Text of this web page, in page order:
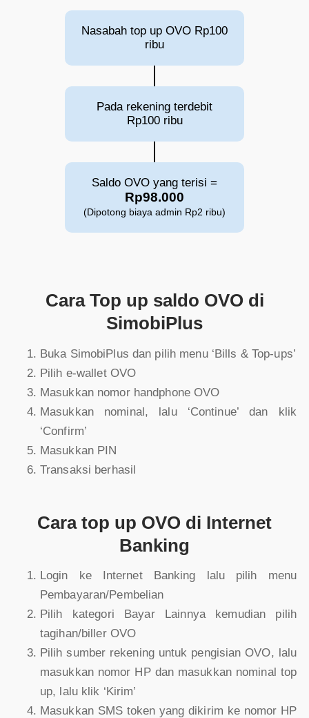
Nasabah top up OVO Rp100
ribu
Pada rekening terdebit
Rp100 ribu
Saldo OVO yang terisi =
Rp98.000
(Dipotong biaya admin Rp2 ribu)
Cara Top up saldo OVO di
SimobiPlus
Buka SimobiPlus dan pilih menu ‘Bills & Top-ups’
Pilih e-wallet OVO
Masukkan nomor handphone OVO
Masukkan nominal, lalu ‘Continue’ dan klik
‘Confirm’
Masukkan PIN
Transaksi berhasil
Cara top up OVO di Internet
Banking
Login ke Internet Banking lalu pilih menu
Pembayaran/Pembelian
Pilih kategori Bayar Lainnya kemudian pilih
tagihan/biller OVO
Pilih sumber rekening untuk pengisian OVO, lalu
masukkan nomor HP dan masukkan nominal top
up, lalu klik ‘Kirim’
Masukkan SMS token yang dikirim ke nomor HP